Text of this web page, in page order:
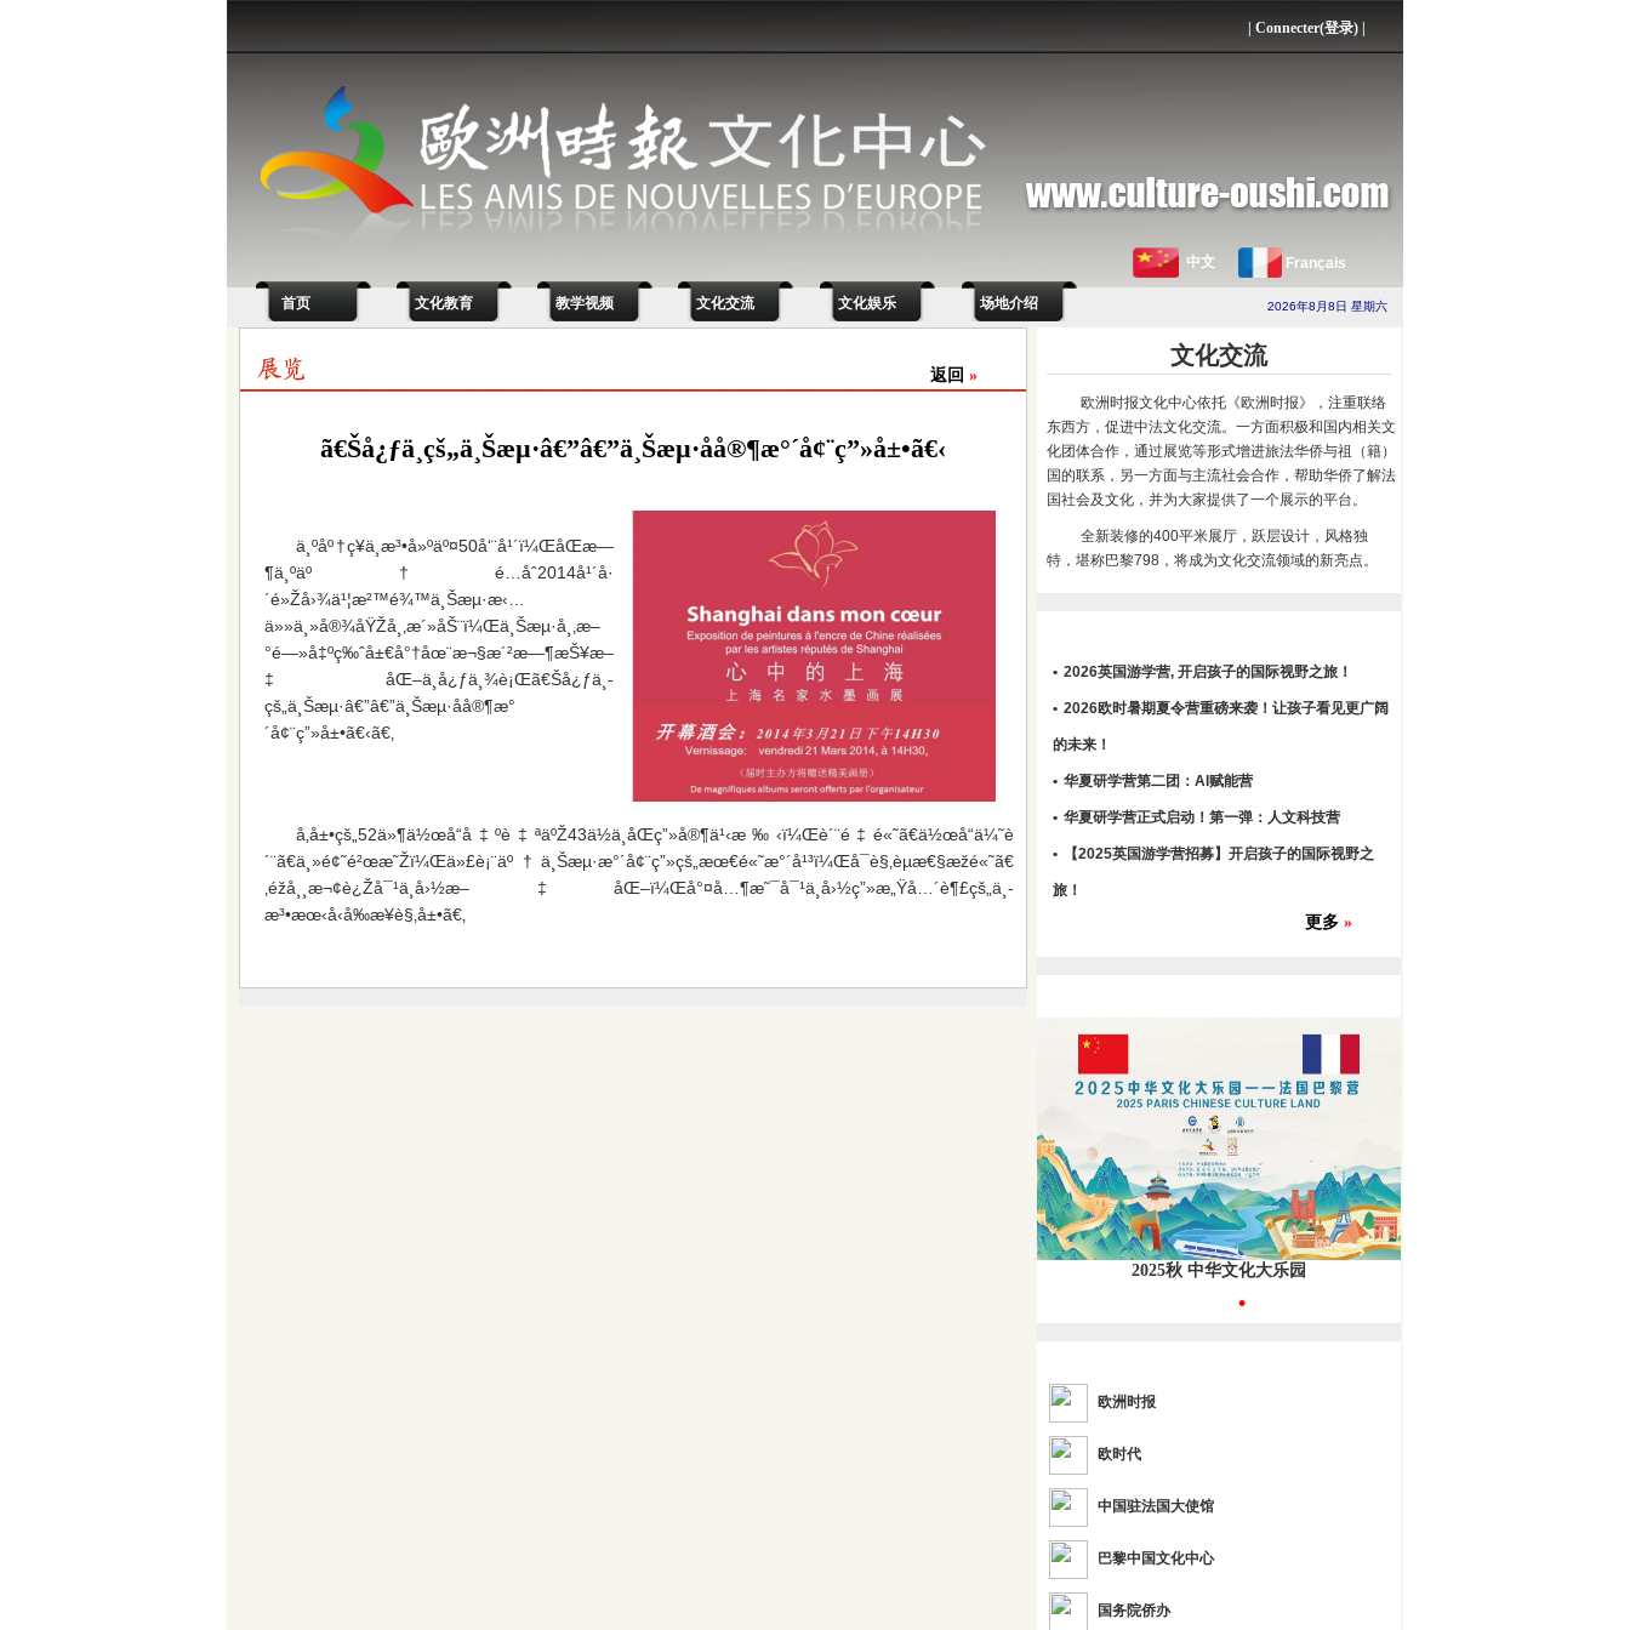
Connecter(登录)
中文 Français
首页 文化教育 教学视频 文化交流 文化娱乐 场地介绍 2026年8月8日 星期六
返回 »
ã€Šå¿ƒä¸­çš„ä¸Šæµ·â€”â€”ä¸Šæµ·åå®¶æ°´å¢¨ç”»å±•ã€‹
ä¸ºåº†ç¥ä¸­æ³•å»ºäº¤50å‘¨å¹´ï¼ŒåŒæ—
¶ä¸ºäº†é…åˆ2014å¹´å·
´é»Žå›¾ä¹¦æ²™é¾™ä¸Šæµ·æ‹…
ä»»ä¸»å®¾åŸŽå¸‚æ´»åŠ¨ï¼Œä¸Šæµ·å¸‚æ–
°é—»å‡ºç‰ˆå±€å°†åœ¨æ¬§æ´²æ—¶æŠ¥æ–
‡åŒ–ä¸­å¿ƒä¸¾è¡Œã€Šå¿ƒä¸­
çš„ä¸Šæµ·â€”â€”ä¸Šæµ·åå®¶æ°
´å¢¨ç”»å±•ã€‹ã€‚
å‚å±•çš„52ä»¶ä½œå“å‡ºè‡ªäºŽ43ä½ä¸åŒç”»å®¶ä¹‹æ‰‹ï¼Œè´¨é‡é«˜ã€ä½œå“ä¼˜è
´¨ã€ä¸»é¢˜é²œæ˜Žï¼Œä»£è¡¨äº†ä¸Šæµ·æ°´å¢¨ç”»çš„æœ€é«˜æ°´å¹³ï¼Œå¯è§‚èµæ€§æžé«˜ã€
‚éžå¸¸æ¬¢è¿Žå¯¹ä¸­å›½æ–‡åŒ–ï¼Œå°¤å…¶æ˜¯å¯¹ä¸­å›½ç”»æ„Ÿå…´è¶£çš„ä¸­
æ³•æœ‹å‹å‰æ¥è§‚å±•ã€‚
文化交流
欧洲时报文化中心依托《欧洲时报》，注重联络
东西方，促进中法文化交流。一方面积极和国内相关文
化团体合作，通过展览等形式增进旅法华侨与祖（籍）
国的联系，另一方面与主流社会合作，帮助华侨了解法
国社会及文化，并为大家提供了一个展示的平台。
全新装修的400平米展厅，跃层设计，风格独
特，堪称巴黎798，将成为文化交流领域的新亮点。
• 2026英国游学营, 开启孩子的国际视野之旅！
• 2026欧时暑期夏令营重磅来袭！让孩子看见更广阔
的未来！
• 华夏研学营第二团：AI赋能营
• 华夏研学营正式启动！第一弹：人文科技营
• 【2025英国游学营招募】开启孩子的国际视野之
旅！
更多 »
2025秋 中华文化大乐园
•
欧洲时报
欧时代
中国驻法国大使馆
巴黎中国文化中心
国务院侨办